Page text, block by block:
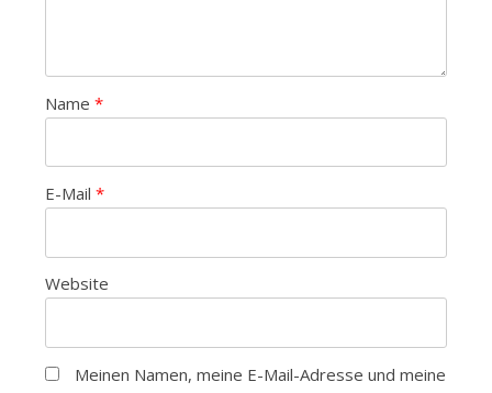
Name *
E-Mail *
Website
Meinen Namen, meine E-Mail-Adresse und meine